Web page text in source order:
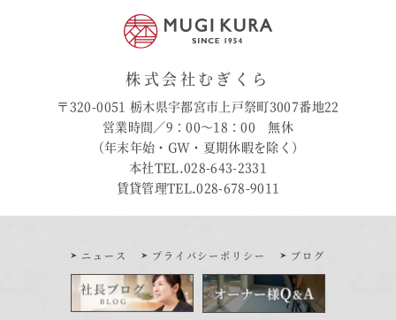
株式会社むぎくら
〒320-0051 栃木県宇都宮市上戸祭町3007番地22
営業時間／9：00〜18：00 無休
（年末年始・GW・夏期休暇を除く）
本社TEL.028-643-2331
賃貸管理TEL.028-678-9011
ニュース プライバシーポリシー ブログ